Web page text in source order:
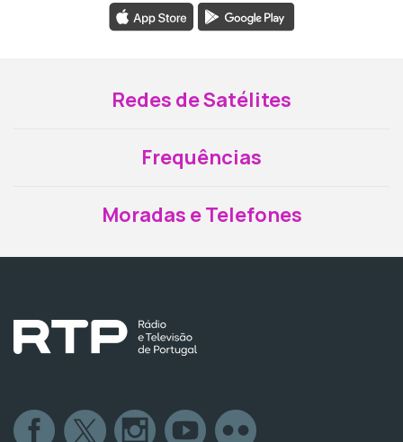
Redes de Satélites
Frequências
Moradas e Telefones